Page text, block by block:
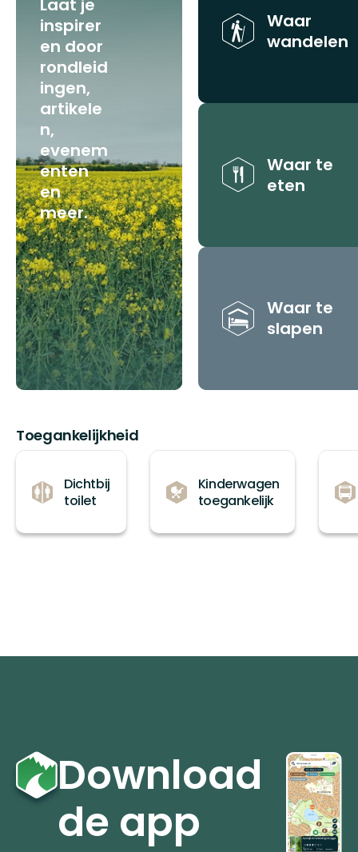
Laat je
inspirer
en door
rondleid
ingen,
artikele
n,
evenem
enten
en
meer.
Waar
wandelen
Waar te
eten
Waar te
slapen
Toegankelijkheid
Dichtbij
toilet
Kinderwagen
toegankelijk
Download
de app